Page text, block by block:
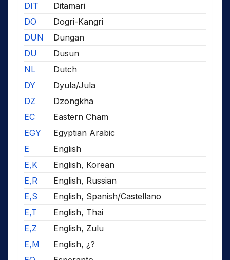
DIT
Ditamari
DO
Dogri-Kangri
DUN
Dungan
DU
Dusun
NL
Dutch
DY
Dyula/Jula
DZ
Dzongkha
EC
Eastern Cham
EGY
Egyptian Arabic
E
English
E,K
English, Korean
E,R
English, Russian
E,S
English, Spanish/Castellano
E,T
English, Thai
E,Z
English, Zulu
E,M
English, ¿?